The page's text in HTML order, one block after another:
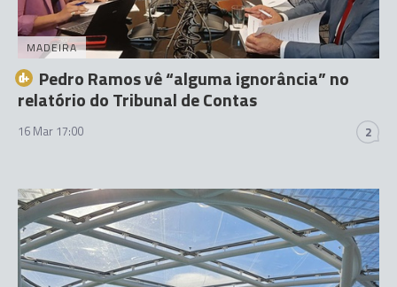
MADEIRA
Pedro Ramos vê “alguma ignorância” no
relatório do Tribunal de Contas
16 Mar 17:00 2